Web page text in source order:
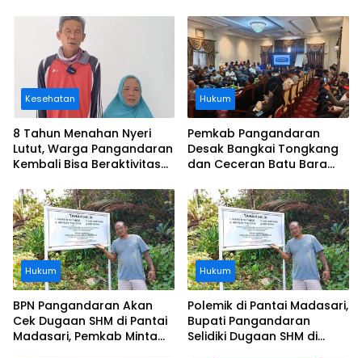
Kesehatan
8 Tahun Menahan Nyeri
Lutut, Warga Pangandaran
Kembali Bisa Beraktivitas
Ditanggung BPJS
Hukum
Pemkab Pangandaran
Desak Bangkai Tongkang
dan Ceceran Batu Bara
Buruknya Koordinasi
Perusahaan
Hukum
BPN Pangandaran Akan
Cek Dugaan SHM di Pantai
Madasari, Pemkab Minta
Hukum
Polemik di Pantai Madasari,
Bupati Pangandaran
Selidiki Dugaan SHM di